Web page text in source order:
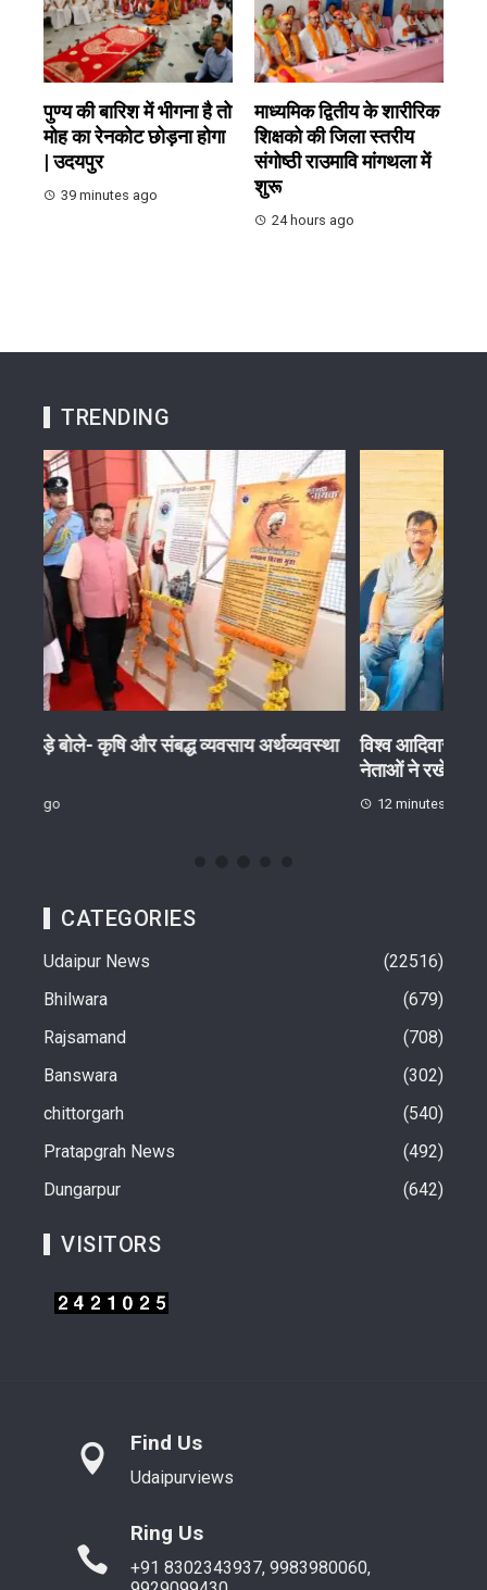
पुण्य की बारिश में भीगना है तो
मोह का रेनकोट छोड़ना होगा
| उदयपुर
39 minutes ago
माध्यमिक द्वितीय के शारीरिक
शिक्षको की जिला स्तरीय
संगोष्ठी राउमावि मांगथला में
शुरू
24 hours ago
TRENDING
विश्व आदिवासी दिवस पर होंगे व्यापक कार्यक्रम, कांग्रेस
CATEGORIES
Udaipur News
22516
Bhilwara
679
Rajsamand
708
Banswara
302
chittorgarh
540
Pratapgrah News
492
Dungarpur
642
VISITORS
Find Us
Udaipurviews
Ring Us
+91 8302343937, 9983980060,